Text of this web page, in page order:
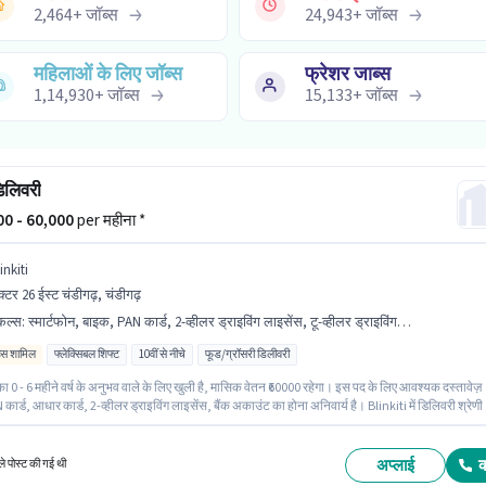
2,464+जॉब्स 24,943+जॉब्स
महिलाओं के लिए जॉब्स
1,14,930+जॉब्स
फ्रेशर जाब्स
15,133+जॉब्स
- 60,000per महीना *
26 ईस्ट चंडीगढ़, चंडीगढ़
: स्मार्टफोन, बाइक, PAN कार्ड, 2-व्हीलर ड्राइविंग लाइसेंस, टू-व्हीलर ड्राइविंग, साइकिल, आधार कार्ड, बैंक अकाउंट
शामिल फ्लेक्सिबल शिफ्ट 10वीं से नीचे फूड/ग्रॉसरी डिलीवरी
0 - 6 महीने वर्ष के अनुभव वाले के लिए खुली है, मासिक वेतन ₹60000 रहेगा। इस पद के लिए आवश्यक दस्तावेज़
आधार कार्ड, 2-व्हीलर ड्राइविंग लाइसेंस, बैंक अकाउंट का होना अनिवार्य है। Blinkiti में डिलिवरी श्रेणी
है।
पोस्ट की गई थी अप्लाई